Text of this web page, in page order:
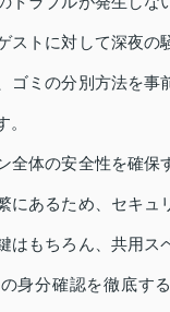
ストに対して深夜の
ゴミの分別方法を事
全体の安全性を確保
にあるため、セキュ
はもちろん、共用ス
身分確認を徹底す